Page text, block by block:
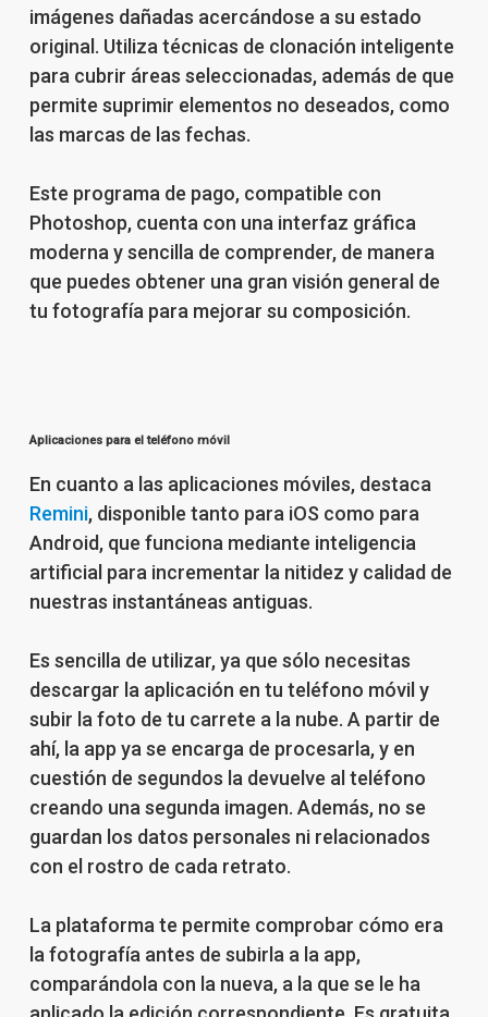
imágenes dañadas acercándose a su estado
original. Utiliza técnicas de clonación inteligente
para cubrir áreas seleccionadas, además de que
permite suprimir elementos no deseados, como
las marcas de las fechas.
Este programa de pago, compatible con
Photoshop, cuenta con una interfaz gráfica
moderna y sencilla de comprender, de manera
que puedes obtener una gran visión general de
tu fotografía para mejorar su composición.
Aplicaciones para el teléfono móvil
En cuanto a las aplicaciones móviles, destaca
Remini, disponible tanto para iOS como para
Android, que funciona mediante inteligencia
artificial para incrementar la nitidez y calidad de
nuestras instantáneas antiguas.
Es sencilla de utilizar, ya que sólo necesitas
descargar la aplicación en tu teléfono móvil y
subir la foto de tu carrete a la nube. A partir de
ahí, la app ya se encarga de procesarla, y en
cuestión de segundos la devuelve al teléfono
creando una segunda imagen. Además, no se
guardan los datos personales ni relacionados
con el rostro de cada retrato.
La plataforma te permite comprobar cómo era
la fotografía antes de subirla a la app,
comparándola con la nueva, a la que se le ha